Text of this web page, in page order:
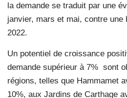
la demande se traduit par une
janvier, mars et mai, contre
2022.
Un potentiel de croissance
demande supérieur à 7% sont
régions, telles que Hammamet
10%, aux Jardins de Carthage